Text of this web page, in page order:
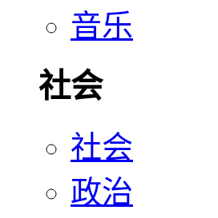
音乐
社会
社会
政治